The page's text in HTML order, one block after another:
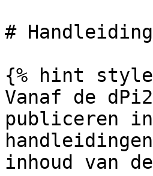
#
{% hint
Vanaf de
publiceren
inhoud van